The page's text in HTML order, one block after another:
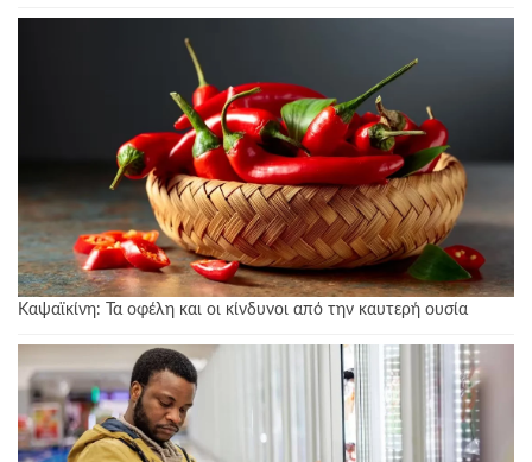
Καψαϊκίνη: Τα οφέλη και οι κίνδυνοι από την καυτερή ουσία